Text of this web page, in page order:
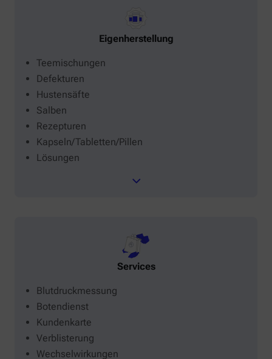
Eigenherstellung
Teemischungen
Defekturen
Hustensäfte
Salben
Rezepturen
Kapseln/Tabletten/Pillen
Lösungen
Services
Blutdruckmessung
Botendienst
Kundenkarte
Verblisterung
Wechselwirkungen